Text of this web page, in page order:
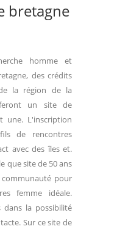
bretagne
homme et
des crédits
la région de la
un site de
une. L'inscription
de rencontres
avec des îles et.
que site de 50 ans
pour
femme idéale.
dans la possibilité
Sur ce site de